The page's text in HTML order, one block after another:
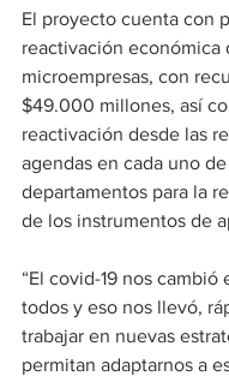
El proyecto cuenta con
reactivación económica
microempresas, con
$49.000 millones, así
reactivación desde las
agendas en cada uno
departamentos para la
de los instrumentos de
“El covid-19 nos cambió
todos y eso nos llevó,
trabajar en nuevas
permitan adaptarnos a